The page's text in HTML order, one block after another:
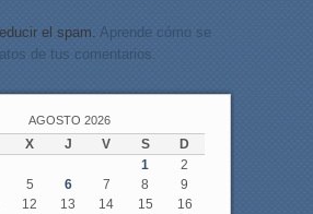
el spam. Aprende cómo se
de tus comentarios.
AGOSTO 2026
X J V S
D
1
2
5 6 7 8
9
12 13 14 15
16